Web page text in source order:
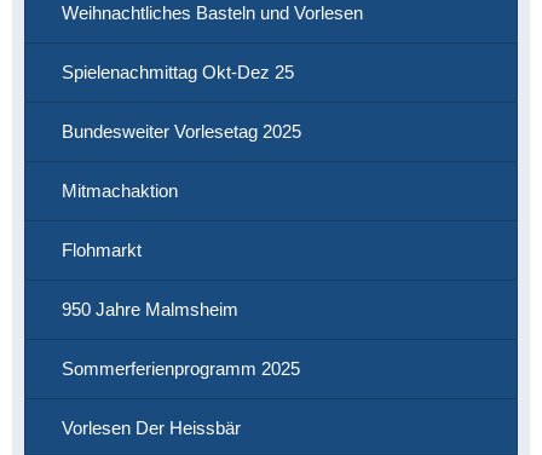
Weihnachtliches Basteln und Vorlesen
Spielenachmittag Okt-Dez 25
Bundesweiter Vorlesetag 2025
Mitmachaktion
Flohmarkt
950 Jahre Malmsheim
Sommerferienprogramm 2025
Vorlesen Der Heissbär